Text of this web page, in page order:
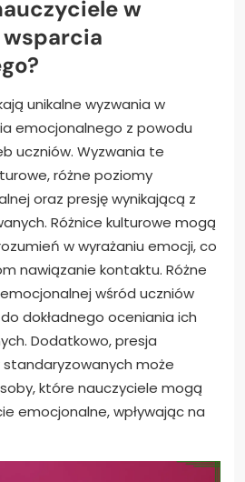
w
unikalne wyzwania w
emocjonalnego z powodu
uczniów. Wyzwania te
różne poziomy
oraz presję wynikającą z
Różnice kulturowe mogą
w wyrażaniu emocji, co
nawiązanie kontaktu. Różne
wśród uczniów
dokładnego oceniania ich
Dodatkowo, presja
może
które nauczyciele mogą
emocjonalne, wpływając na